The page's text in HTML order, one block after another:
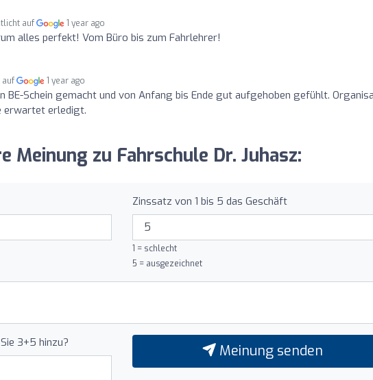
auf 1 year ago
alles perfekt! Vom Büro bis zum Fahrlehrer!
1 year ago
BE-Schein gemacht und von Anfang bis Ende gut aufgehoben gefühlt.
erwartet erledigt.
Meinung zu Fahrschule Dr. Juhasz:
Zinssatz von 1 bis 5 das Geschäft
1 = schlecht
5 = ausgezeichnet
3+5 hinzu? Meinung senden